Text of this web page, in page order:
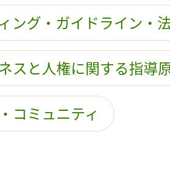
ング・ガイドライン・
スと人権に関する指導
コミュニティ